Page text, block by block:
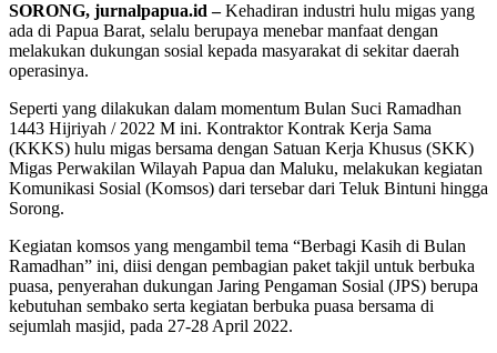
SORONG, jurnalpapua.id –Kehadiran industri hulu migas yang
ada di Papua Barat, selalu berupaya menebar manfaat dengan
melakukan dukungan sosial kepada masyarakat di sekitar daerah
operasinya.
Seperti yang dilakukan dalam momentum Bulan Suci Ramadhan
1443 Hijriyah / 2022 M ini. Kontraktor Kontrak Kerja Sama
(KKKS) hulu migas bersama dengan Satuan Kerja Khusus (SKK)
Migas Perwakilan Wilayah Papua dan Maluku, melakukan kegiatan
Komunikasi Sosial (Komsos) dari tersebar dari Teluk Bintuni hingga
Sorong.
Kegiatan komsos yang mengambil tema “Berbagi Kasih di Bulan
Ramadhan” ini, diisi dengan pembagian paket takjil untuk berbuka
puasa, penyerahan dukungan Jaring Pengaman Sosial (JPS) berupa
kebutuhan sembako serta kegiatan berbuka puasa bersama di
sejumlah masjid, pada 27-28 April 2022.